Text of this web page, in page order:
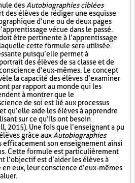
des Autobiographies ciblées
des élèves de rédiger une esquisse
d’une ou de deux pages
vécue dans le passé.
être pertinente à l’apprentissage
cette formule sera utilisée.
puisqu’elle permet à
des élèves de sa classe et de
d’eux-mêmes. Le concept
la capacité des élèves d’examiner
par rapport au monde qui les
à montrer que le
de soi est lié aux processus
qu’elle aide les élèves à apprendre
sur ce qu’ils ont besoin
2015). Une fois que l’enseignant a pu
grâce aux Autobiographies
efficacement son enseignement ainsi
Cette formule est particulièrement
l’objectif est d’aider les élèves à
eux, leur conscience d’eux-mêmes